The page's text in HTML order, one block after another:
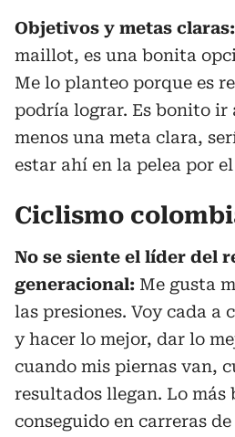
Objetivos y metas claras:
maillot, es una bonita
Me lo planteo porque es
podría lograr. Es bonito ir
menos una meta clara,
estar ahí en la pelea por
Ciclismo
No se siente el líder del
generacional: Me gusta
las presiones. Voy cada a
y hacer lo mejor, dar lo
cuando mis piernas van,
resultados llegan. Lo más
conseguido en carreras